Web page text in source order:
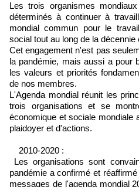
Les trois organismes
déterminés à continuer à
mondial commun pour le
social tout au long de la décennie
Cet engagement n'est pas
la pandémie, mais aussi a pour
les valeurs et priorités
de nos membres.
L'Agenda mondial réunit les
trois organisations et se
économique et sociale mondiale
plaidoyer et d'actions.
2010-2020 :
Les organisations sont
pandémie a confirmé et
messages de l'agenda mondial